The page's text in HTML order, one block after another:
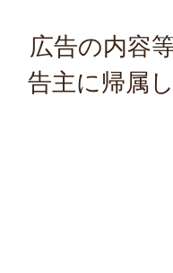
広告の内容
告主に帰属